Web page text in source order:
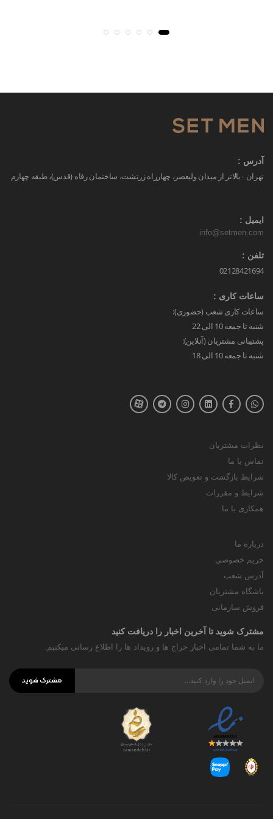
آدرس :
تهران - بالاتر از میدان ولیعصر، چهارراه زرتشت، ساختمان رفاه (قدس)، طبقه چهارم
ایمیل :
info@setmen.com
تلفن :
02128421694
ساعات کاری :
ساعات کاری شعب (حضوری):
شنبه تا جمعه 10 الی 22
پشتیبانی مشتریان (آنلاین):
شنبه تا جمعه 10 الی 18
نظرات مشتریان
تماس با ما
شرایط بازگشت و تعویض کالا
شرایط و مقررات
همکاری با ما
درباره ما
حریم خصوصی
آدرس شعب
باشگاه مشتریان
فروش سازمانی
مشترک شوید تا آخرین اخبار را دریافت کنید
ما به شما تمامی اخبار حراج ها و رویداد ها را اطلاع رسانی میکنیم.
مشترک شوید